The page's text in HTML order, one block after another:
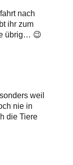
nach
ihr zum
übrig… 😉
weil
nie in
die Tiere